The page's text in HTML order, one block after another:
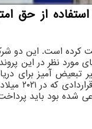
نمود سامسونگ الکترونیکس
کرده است. این
مورد نظر در این
معقول و غیر
مرتبا محور